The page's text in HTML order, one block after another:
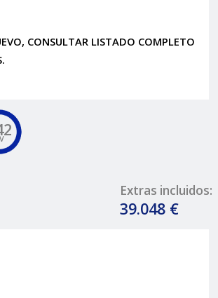
CONSULTAR LISTADO COMPLETO
Extras incluidos:
39.048 €